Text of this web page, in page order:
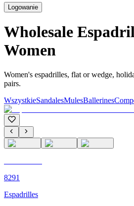
Logowanie
Wholesale
Women
Women's espadrilles, flat or wedge,
pairs.
WszystkieSandalesMulesBallerines
8291
Espadrilles